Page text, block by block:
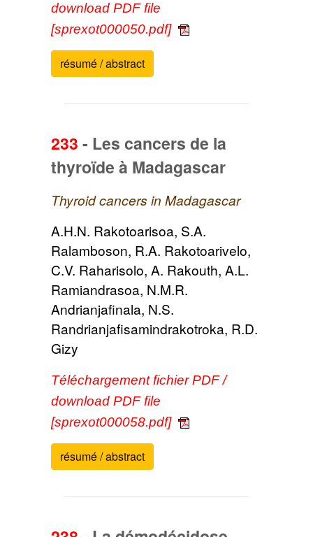
download PDF file
[sprexot000050.pdf]
résumé / abstract
233 - Les cancers de la
thyroïde à Madagascar
Thyroid cancers in Madagascar
A.H.N. Rakotoarisoa, S.A.
Ralamboson, R.A. Rakotoarivelo,
C.V. Raharisolo, A. Rakouth, A.L.
Ramiandrasoa, N.M.R.
Andrianjafinala, N.S.
Randrianjafisamindrakotroka, R.D.
Gizy
Téléchargement fichier PDF /
download PDF file
[sprexot000058.pdf]
résumé / abstract